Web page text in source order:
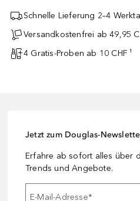
Schnelle Lieferung 2–4
Versandkostenfrei ab 49,95
4 Gratis-Proben ab 10 CHF ¹
Jetzt zum Douglas-
Erfahre ab sofort alles über
Trends und Angebote.
E-Mail-Adresse*